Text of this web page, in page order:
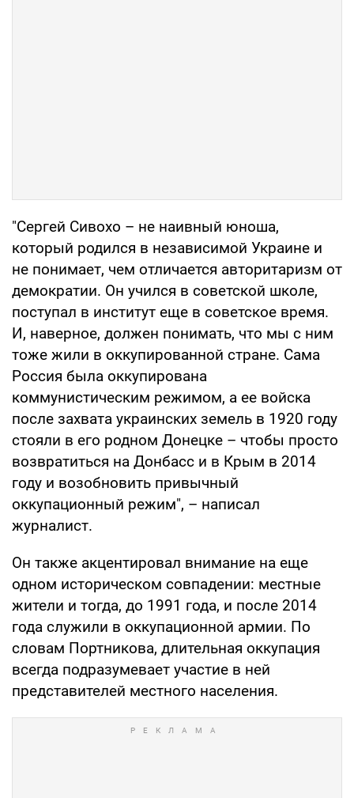
"Сергей Сивохо – не наивный юноша,
который родился в независимой Украине и
не понимает, чем отличается авторитаризм от
демократии. Он учился в советской школе,
поступал в институт еще в советское время.
И, наверное, должен понимать, что мы с ним
тоже жили в оккупированной стране. Сама
Россия была оккупирована
коммунистическим режимом, а ее войска
после захвата украинских земель в 1920 году
стояли в его родном Донецке – чтобы просто
возвратиться на Донбасс и в Крым в 2014
году и возобновить привычный
оккупационный режим", – написал
журналист.
Он также акцентировал внимание на еще
одном историческом совпадении: местные
жители и тогда, до 1991 года, и после 2014
года служили в оккупационной армии. По
словам Портникова, длительная оккупация
всегда подразумевает участие в ней
представителей местного населения.